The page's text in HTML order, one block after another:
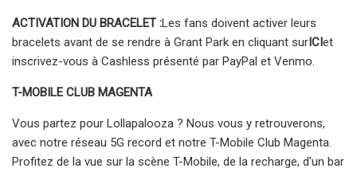
ACTIVATION DU BRACELET :Les fans doivent activer leurs
bracelets avant de se rendre à Grant Park en cliquant surICIet
inscrivez-vous à Cashless présenté par PayPal et Venmo.
T-MOBILE CLUB MAGENTA
Vous partez pour Lollapalooza ? Nous vous y retrouverons,
avec notre réseau 5G record et notre T-Mobile Club Magenta.
Profitez de la vue sur la scène T-Mobile, de la recharge, d'un bar